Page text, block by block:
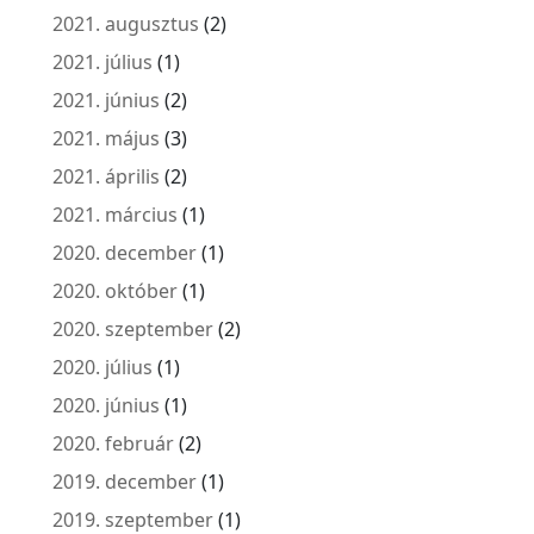
2021. augusztus (2)
2021. július (1)
2021. június (2)
2021. május (3)
2021. április (2)
2021. március (1)
2020. december(1)
2020. október(1)
2020. szeptember(2)
2020. július (1)
2020. június (1)
2020. február(2)
2019. december(1)
2019. szeptember(1)